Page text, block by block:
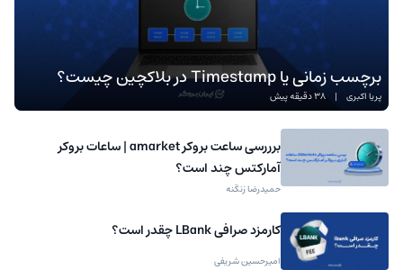
برچسب زمانی یا Timestamp در بلاکچین چیست؟
پریا اکبری | 38 دقیقه پیش
برررسی ساعت بروکر amarket | ساعات بروکر
آمارکتس چند است؟
حمیدرضا زنگنه
کارمزد صرافی LBank چقدر است؟
امیرحسین شریفی